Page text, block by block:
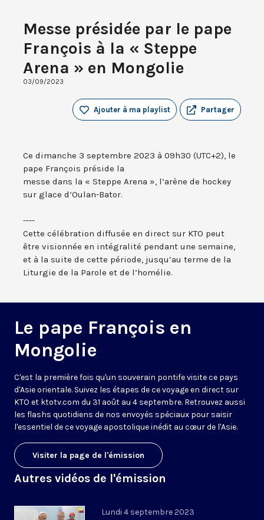
Messe présidée par le pape
François à la « Steppe
Arena » en Mongolie
03/09/2023
Partager
Ajouter à ma playlist
Ce dimanche 3 septembre 2023 à 09h30 (UTC+2), le
pape François préside la
messe dans la « Steppe Arena », l’arène de hockey
sur glace d’Oulan-Bator.
----
Cette célébration diffusée en direct sur KTO peut
être visionnée en intégralité pendant une semaine,
et à la suite de cette période, jusqu’au terme de la
Liturgie de la Parole et de l’homélie.
Le pape François en
Mongolie
C'est la première fois qu'un souverain pontife visite ce pays
d'Asie orientale. Suivez les étapes de ce voyage en direct sur
KTO et ktotv.com du 31 août au 4 septembre. Retrouvez aussi
les flashs quotidiens de nos envoyés spéciaux pour saisir
l'essentiel de ce voyage apostolique inédit au cœur de l'Asie.
Visiter la page de l'émission
Autres vidéos de l'émission
Lundi 4 septembre 2023